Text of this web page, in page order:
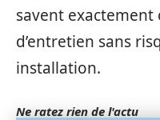
savent
d’entretien sans
installation.
Ne ratez rien de l'actu